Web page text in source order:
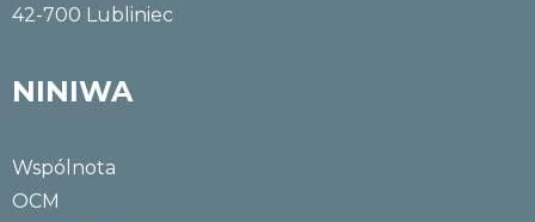
42-700 Lubliniec
NINIWA
Wspólnota
OCM